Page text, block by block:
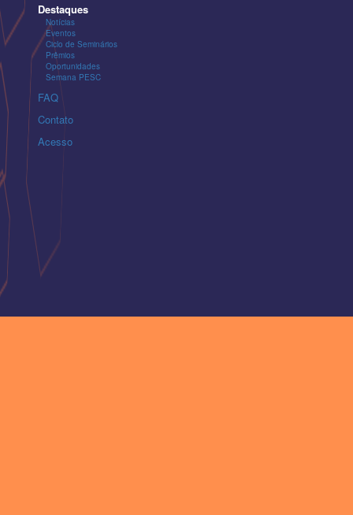
Destaques
Notícias
Eventos
Ciclo de Seminários
Prêmios
Oportunidades
Semana PESC
FAQ
Contato
Acesso